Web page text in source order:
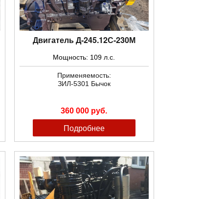
Двигатель Д-245.12С-230М
Мощность: 109 л.с.
Применяемость:
ЗИЛ-5301 Бычок
360 000 руб.
Подробнее